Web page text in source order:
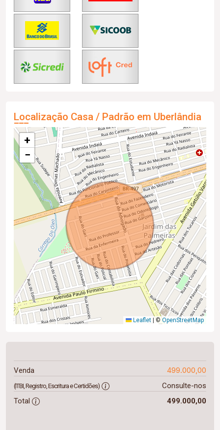
Localização Casa / Padrão em Uberlândia
+
−
Leaflet ©OpenStreetMap
Venda 499.000,00
(ITBI, Registro, Escritura e Certidões)
Consulte-nos
Total
499.000,00